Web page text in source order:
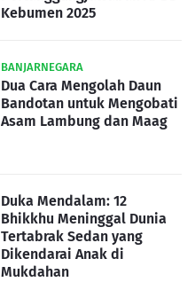
Kebumen 2025
BANJARNEGARA
Dua Cara Mengolah Daun
Bandotan untuk Mengobati
Asam Lambung dan Maag
Duka Mendalam: 12
Bhikkhu Meninggal Dunia
Tertabrak Sedan yang
Dikendarai Anak di
Mukdahan